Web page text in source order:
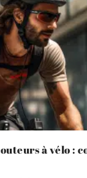
à vélo :